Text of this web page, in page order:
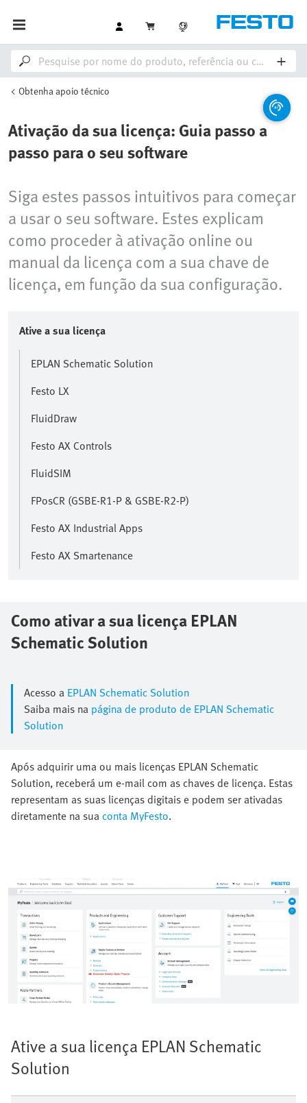
Obtenha apoio técnico
Ativação da sua licença: Guia passo a
passo para o seu software
Siga estes passos intuitivos para começar
a usar o seu software. Estes explicam
como proceder à ativação online ou
manual da licença com a sua chave de
licença, em função da sua configuração.
Ative a sua licença
EPLAN Schematic Solution
Festo LX
FluidDraw
Festo AX Controls
FluidSIM
FPosCR (GSBE-R1-P & GSBE-R2-P)
Festo AX Industrial Apps
Festo AX Smartenance
Como ativar a sua licença EPLAN
Schematic Solution
Acesso a EPLAN Schematic Solution
Saiba mais na página de produto de EPLAN Schematic
Solution
Após adquirir uma ou mais licenças EPLAN Schematic
Solution, receberá um e-mail com as chaves de licença. Estas
representam as suas licenças digitais e podem ser ativadas
diretamente na suaconta MyFesto.
Ative a sua licença EPLAN Schematic
Solution